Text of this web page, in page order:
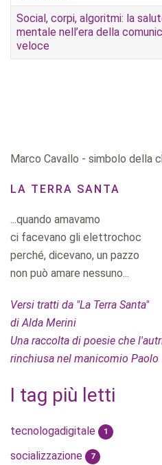
Social, corpi, algoritmi: la
mentale nell’era della
veloce
Marco Cavallo - simbolo della
LA TERRA SANTA
...quando amavamo
ci facevano gli elettrochoc
perché, dicevano, un pazzo
non può amare nessuno...
Versi tratti da "La Terra Santa"
di Alda Merini
Una raccolta di poesie che
rinchiusa nel manicomio
I tag più letti
tecnologadigitale 1
socializzazione 7